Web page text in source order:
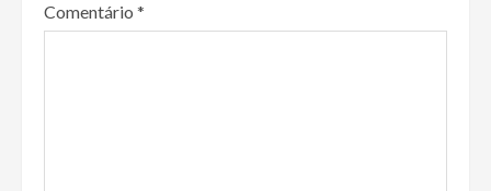
Comentário *